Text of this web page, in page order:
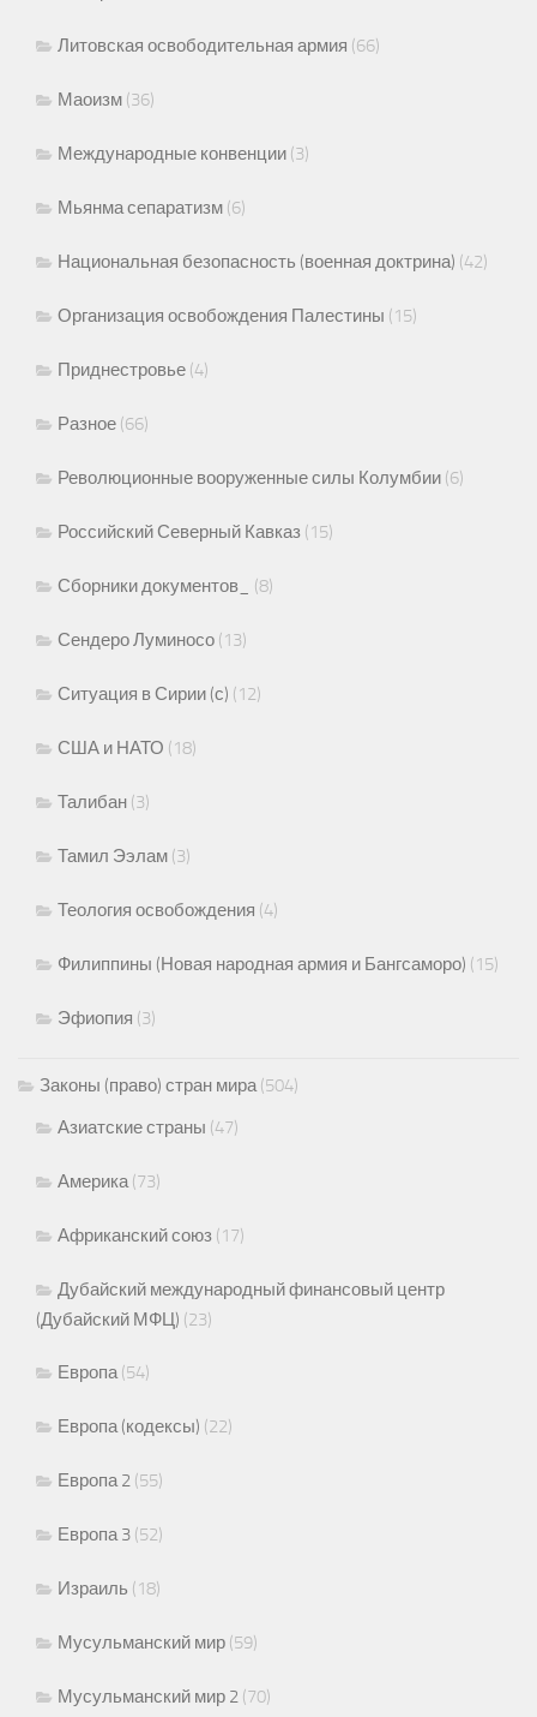
Литовская освободительная армия (66)
Маоизм (36)
Международные конвенции (3)
Мьянма сепаратизм (6)
Национальная безопасность (военная доктрина) (42)
Организация освобождения Палестины (15)
Приднестровье (4)
Разное (66)
Революционные вооруженные силы Колумбии (6)
Российский Северный Кавказ (15)
Сборники документов_ (8)
Сендеро Луминосо (13)
Ситуация в Сирии (с) (12)
США и НАТО (18)
Талибан (3)
Тамил Ээлам (3)
Теология освобождения (4)
Филиппины (Новая народная армия и Бангсаморо) (15)
Эфиопия (3)
Законы (право) стран мира(504)
Азиатские страны (47)
Америка(73)
Африканский союз (17)
Дубайский международный финансовый центр
(Дубайский МФЦ) (23)
Европа(54)
Европа (кодексы) (22)
Европа 2 (55)
Европа 3 (52)
Израиль (18)
Мусульманский мир (59)
Мусульманский мир 2 (70)